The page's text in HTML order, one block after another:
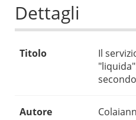
Dettagli
Titolo
Il
Autore